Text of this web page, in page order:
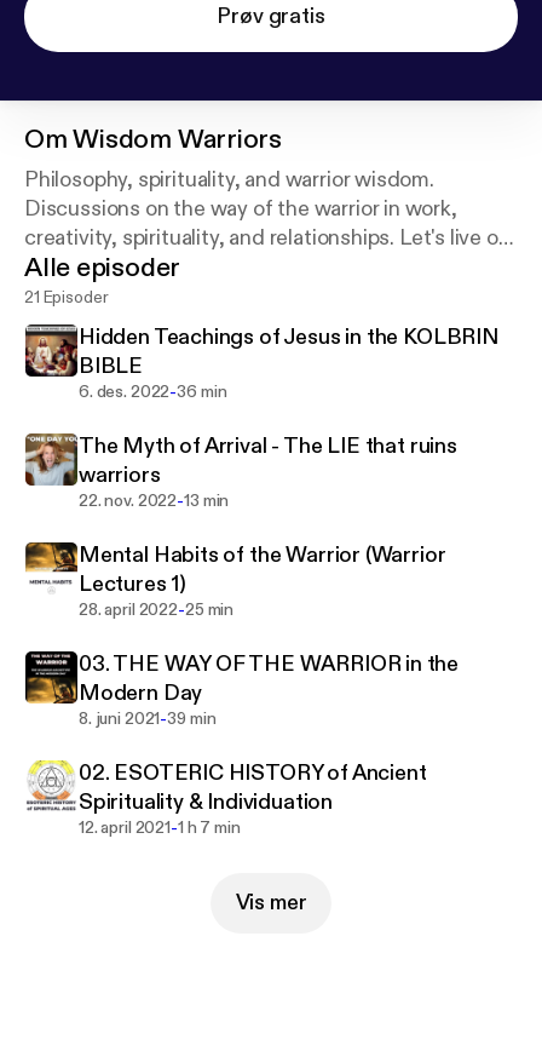
Prøv gratis
OmWisdom Warriors
Philosophy, spirituality, and warrior wisdom.
Discussions on the way of the warrior in work,
creativity, spirituality, and relationships. Let's live our
strongest life.
YouTube @ Reality Files @Wisdom-Warriors
- https//www.realityfiles.com
Alle episoder
21 Episoder
Hidden Teachings of Jesus in the KOLBRIN
BIBLE
6. des. 2022-36 min
The Myth of Arrival - The LIE that ruins
warriors
22. nov. 2022-13 min
Mental Habits of the Warrior (Warrior
Lectures 1)
28. april 2022-25 min
03. THE WAY OF THE WARRIOR in the
Modern Day
8. juni 2021-39 min
02. ESOTERIC HISTORY of Ancient
Spirituality & Individuation
12. april 2021-1 h 7 min
Vis mer